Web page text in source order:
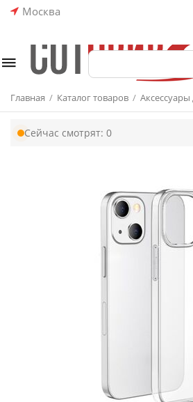
Москва
Главная / Каталог товаров /
Сейчас смотрят: 0